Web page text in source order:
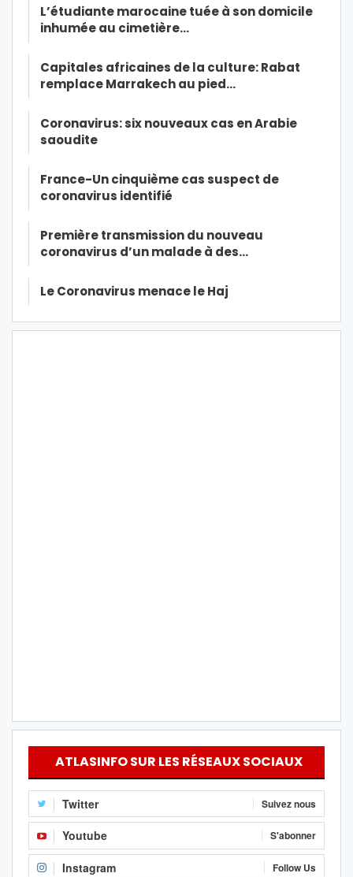
L’étudiante marocaine tuée à son domicile
inhumée au cimetière…
Capitales africaines de la culture: Rabat
remplace Marrakech au pied…
Coronavirus: six nouveaux cas en Arabie
saoudite
France-Un cinquième cas suspect de
coronavirus identifié
Première transmission du nouveau
coronavirus d’un malade à des…
Le Coronavirus menace le Haj
ATLASINFO SUR LES RÉSEAUX SOCIAUX
Twitter Suivez nous
Youtube S'abonner
Instagram Follow Us